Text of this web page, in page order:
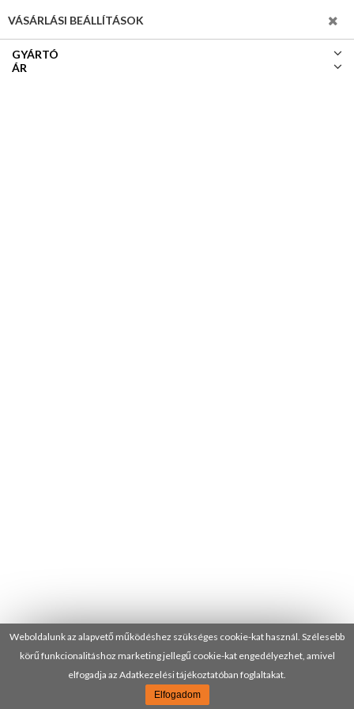
Weboldalunk az alapvető működéshez szükséges cookie-kat használ. Szélesebb
körű funkcionalitáshoz marketing jellegű cookie-kat engedélyezhet, amivel
elfogadja az Adatkezelési tájékoztatóban foglaltakat.
Elfogadom
VÁSÁRLÁSI BEÁLLÍTÁSOK
GYÁRTÓ
ÁR